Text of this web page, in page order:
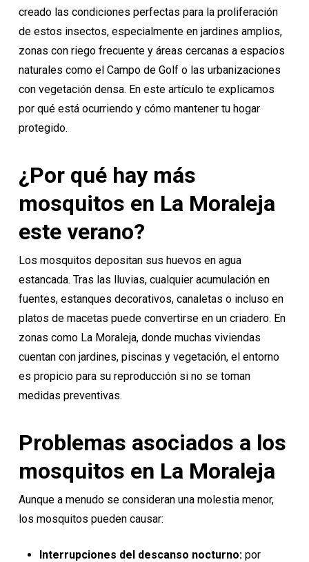
creado las condiciones perfectas para la proliferación
de estos insectos, especialmente en jardines amplios,
zonas con riego frecuente y áreas cercanas a espacios
naturales como el Campo de Golf o las urbanizaciones
con vegetación densa. En este artículo te explicamos
por qué está ocurriendo y cómo mantener tu hogar
protegido.
¿Por qué hay más
mosquitos en La Moraleja
este verano?
Los mosquitos depositan sus huevos en agua
estancada. Tras las lluvias, cualquier acumulación en
fuentes, estanques decorativos, canaletas o incluso en
platos de macetas puede convertirse en un criadero. En
zonas como La Moraleja, donde muchas viviendas
cuentan con jardines, piscinas y vegetación, el entorno
es propicio para su reproducción si no se toman
medidas preventivas.
Problemas asociados a los
mosquitos en La Moraleja
Aunque a menudo se consideran una molestia menor,
los mosquitos pueden causar:
Interrupciones del descanso nocturno:por